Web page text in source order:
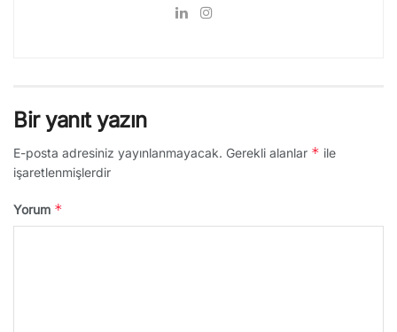
Bir yanıt yazın
E-posta adresiniz yayınlanmayacak. Gerekli alanlar * ile
işaretlenmişlerdir
Yorum *